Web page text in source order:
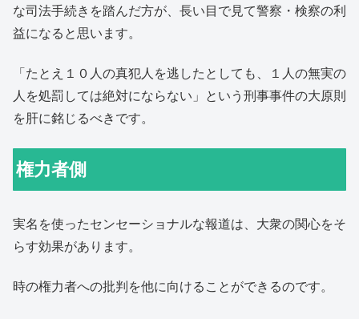
な司法手続きを踏んだ方が、長い目で見て警察・検察の利
益になると思います。
「たとえ１０人の真犯人を逃したとしても、１人の無実の
人を処罰しては絶対にならない」という刑事事件の大原則
を肝に銘じるべきです。
権力者側
実名を使ったセンセーショナルな報道は、大衆の関心をそ
らす効果があります。
時の権力者への批判を他に向けることができるのです。